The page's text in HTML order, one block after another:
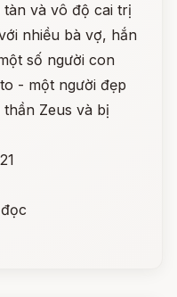
và vô độ cai trị
nhiều bà vợ, hắn
số người con
- một người đẹp
Zeus và bị